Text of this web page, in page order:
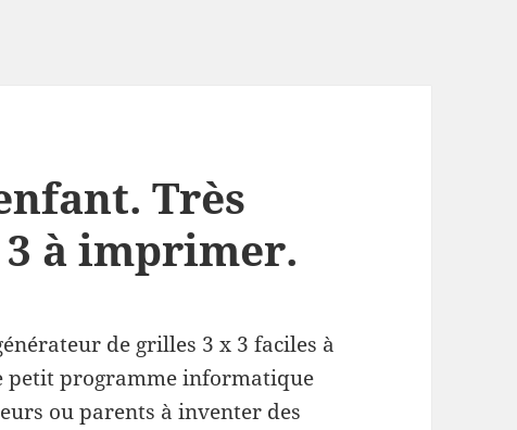
Très
à imprimer.
de grilles 3 x 3 faciles à
petit programme informatique
ou parents à inventer des